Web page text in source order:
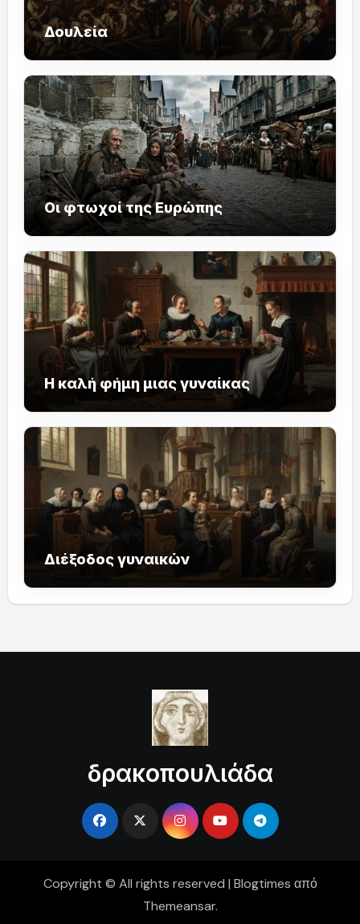
Δουλεία
Οι φτωχοί της Ευρώπης
Η καλή φήμη μιας γυναίκας
Διέξοδος γυναικών
δρακοπουλιάδα
Copyright © All rights reserved | Blogtimes από
Themeansar.